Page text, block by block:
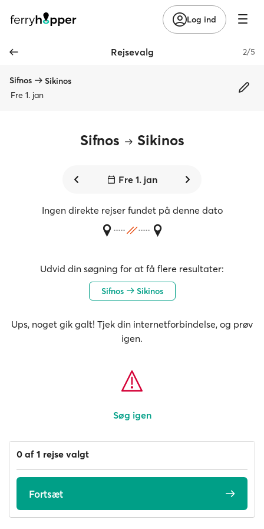
Log ind
Rejsevalg 2/5
Sifnos
Sikinos
Fre 1. jan
Sifnos Sikinos
Fre 1. jan
Ingen direkte rejser fundet på denne dato
Udvid din søgning for at få flere resultater:
Sifnos Sikinos
Ups, noget gik galt! Tjek din internetforbindelse, og prøv
igen.
Søg igen
0 af 1 rejse valgt
Fortsæt